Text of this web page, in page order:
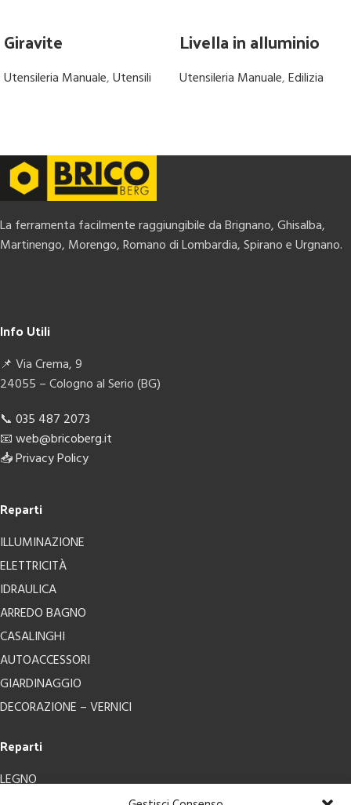
Giravite
Utensileria Manuale,Utensili
Livella in alluminio
Utensileria Manuale,Edilizia
La ferramenta facilmente raggiungibile da Brignano, Ghisalba,
Martinengo, Morengo, Romano di Lombardia, Spirano e Urgnano.
Info Utili
📌 Via Crema, 9
24055 – Cologno al Serio (BG)
📞 035 487 2073
📧web@bricoberg.it
📥Privacy Policy
Reparti
ILLUMINAZIONE
ELETTRICITÀ
IDRAULICA
ARREDO BAGNO
CASALINGHI
AUTOACCESSORI
GIARDINAGGIO
DECORAZIONE – VERNICI
Reparti
LEGNO